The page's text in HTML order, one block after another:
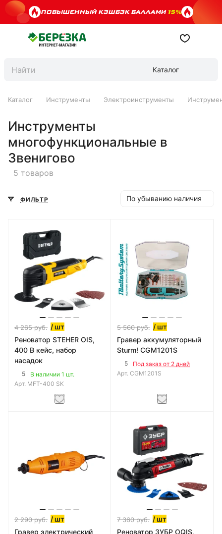
ПОВЫШЕННЫЙ КЭШБЭК БАЛЛАМИ15%
Каталог
Каталог Инструменты Электроинструменты
Инструменты
многофункциональные в
Звенигово
5 товаров
ФИЛЬТР По убыванию наличия
4 265руб. / шт
Реноватор STEHER OIS,
400 В кейс, набор
насадок
5
В наличии 1 шт.
Арт. MFT-400 SK
5 560руб. / шт
Гравер аккумуляторный
Sturm! CGM1201S
5
Под заказ от 2 дней
Арт. CGM1201S
2 290руб. / шт
Гравер электрический
7 360руб. / шт
Реноватор ЗУБР OQIS,